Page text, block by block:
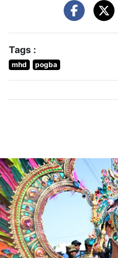
Tags :
mhd pogba